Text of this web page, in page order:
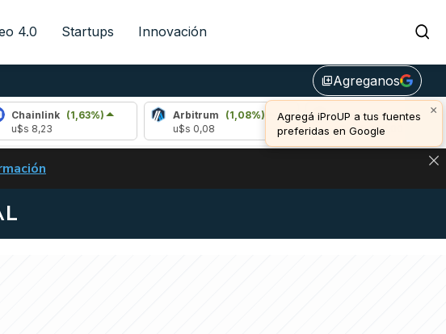
4.0 Startups Innovación
library_addAgreganos
×
Agregá iProUP a tus fuentes
preferidas en Google
(1,63%)
Arbitrum (1,08%)
Bitcoin
(0,69%)
u$s 65.023,00
CARRY TRADE DE BITCOIN Y ESTA SEÑAL DEFINE LOS PRECIOS DE